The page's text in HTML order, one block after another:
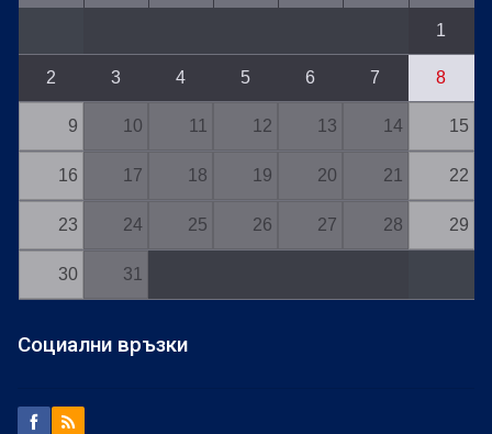
1
2 3 4 5 6 7 8
9 10 11 12 13 14 15
16 17 18 19 20 21 22
23 24 25 26 27 28 29
30 31
Социални връзки